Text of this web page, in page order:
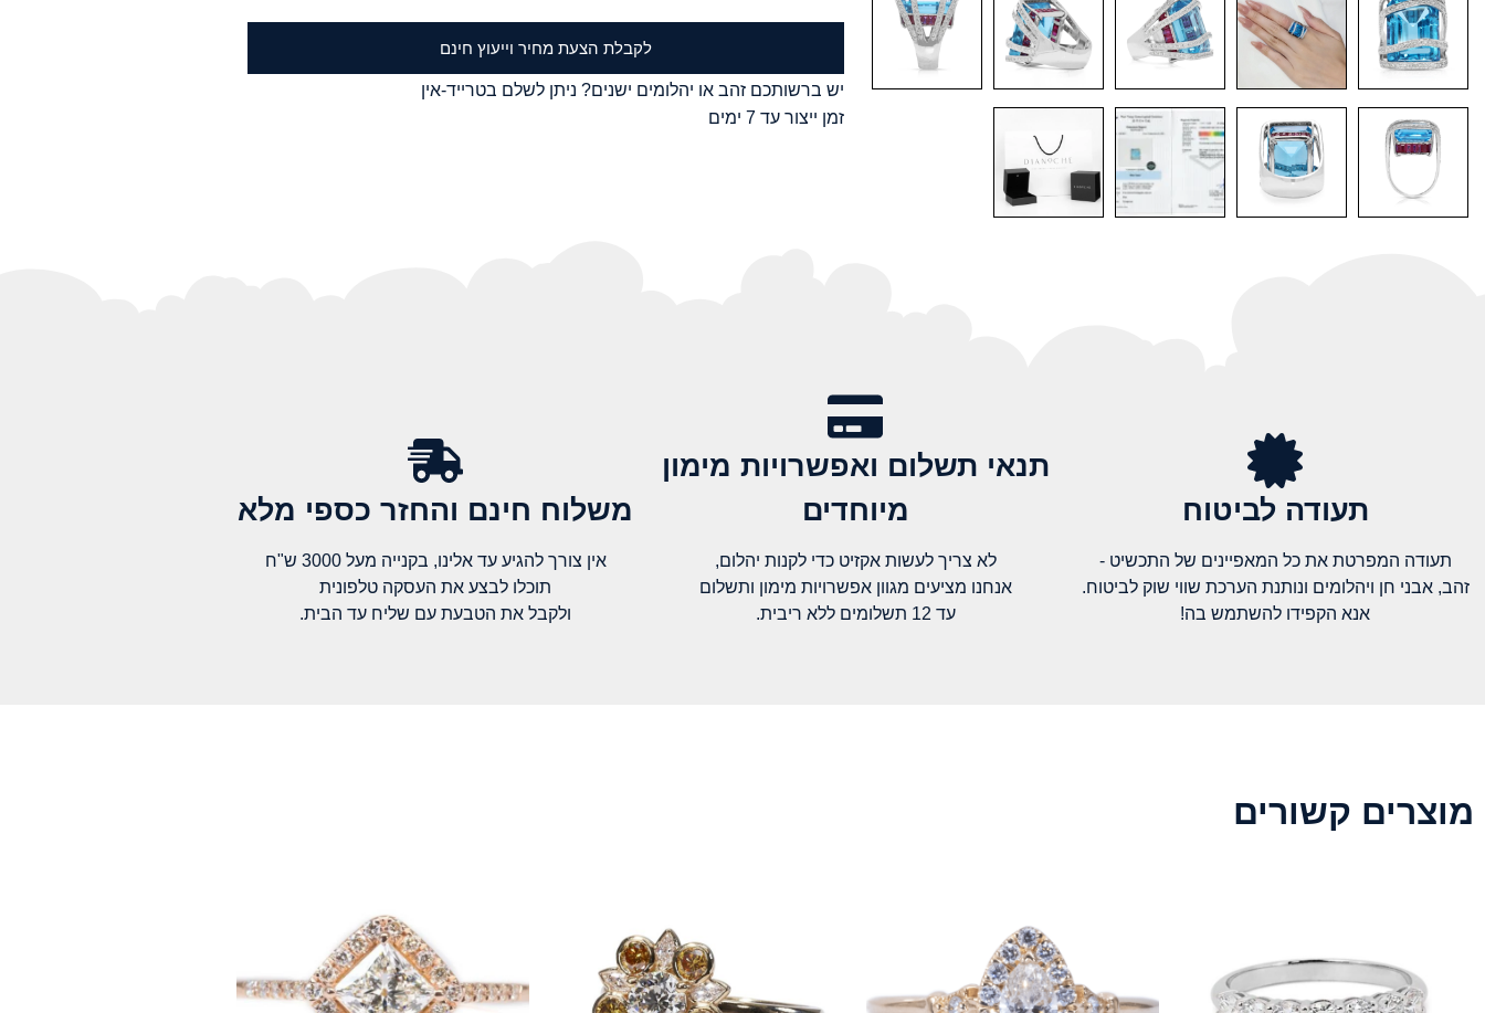
לקבלת הצעת מחיר וייעוץ חינם
יש ברשותכם זהב או יהלומים ישנים? ניתן לשלם בטרייד-אין
זמן ייצור עד 7 ימים
תעודה לביטוח
תעודה המפרטת את כל המאפיינים של התכשיט -
זהב, אבני חן ויהלומים ונותנת הערכת שווי שוק לביטוח.
אנא הקפידו להשתמש בה!
תנאי תשלום ואפשרויות מימון
מיוחדים
לא צריך לעשות אקזיט כדי לקנות יהלום,
אנחנו מציעים מגוון אפשרויות מימון ותשלום
עד 12 תשלומים ללא ריבית.
משלוח חינם והחזר כספי מלא​
אין צורך להגיע עד אלינו, בקנייה מעל 3000 ש"ח
תוכלו לבצע את העסקה טלפונית
ולקבל את הטבעת עם שליח עד הבית.
מוצרים קשורים